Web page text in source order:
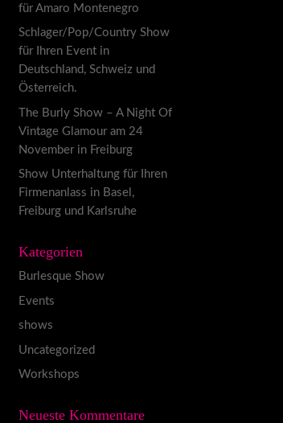
für Amaro Montenegro
Schlager/Pop/Country Show
für Ihren Event in
Deutschland, Schweiz und
Österreich.
The Burly Show – A Night Of
Vintage Glamour am 24
November in Freiburg
Show Unterhaltung für Ihren
Firmenanlass in Basel,
Freiburg und Karlsruhe
Kategorien
Burlesque Show
Events
shows
Uncategorized
Workshops
Neueste Kommentare